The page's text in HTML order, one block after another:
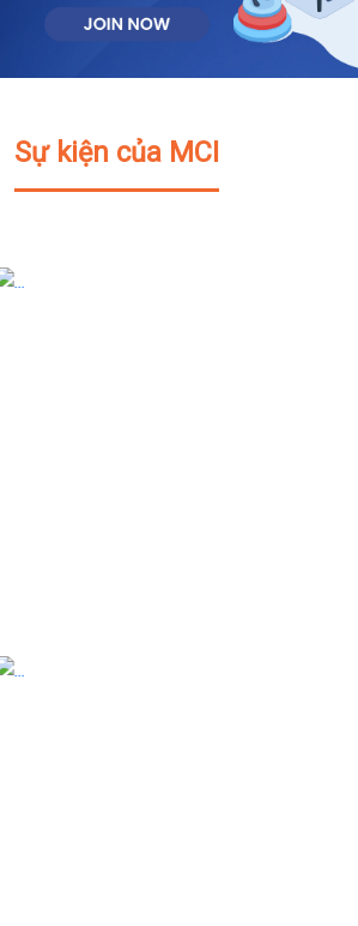
Sự kiện của MCI